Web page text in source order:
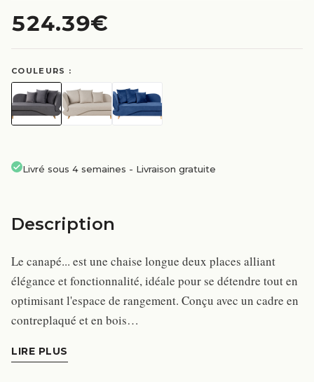
524.39€
COULEURS :
Livré sous 4 semaines - Livraison gratuite
Description
Le canapé... est une chaise longue deux places alliant
élégance et fonctionnalité, idéale pour se détendre tout en
optimisant l'espace de rangement. Conçu avec un cadre en
contreplaqué et en bois…
LIRE PLUS